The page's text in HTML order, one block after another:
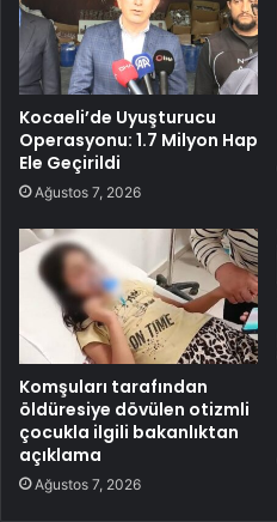
Kocaeli’de Uyuşturucu
Operasyonu: 1.7 Milyon Hap
Ele Geçirildi
Ağustos 7, 2026
Komşuları tarafından
öldüresiye dövülen otizmli
çocukla ilgili bakanlıktan
açıklama
Ağustos 7, 2026